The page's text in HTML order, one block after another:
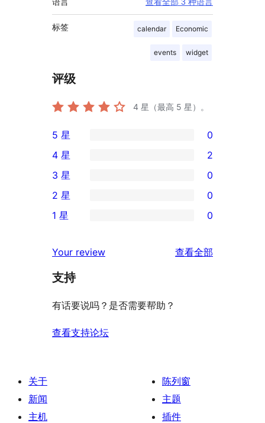
标签 calendar Economic
events widget
评级
4 星（最高 5 星）。
0
条
5
星
评
5 星 0
条
4
星
价
4 星 2
0
条
3
评
价
3 星 0
条
星
评
2 星 0
1
星
价
1 星 0
Your review 查看全部
支持
有话要说吗？是否需要帮助？
查看支持论坛
关于
新闻
主机
陈列窗
主题
插件